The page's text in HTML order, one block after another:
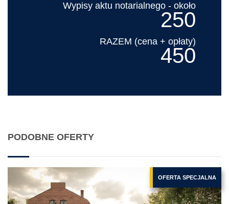
Wypisy aktu notarialnego - około
250
RAZEM (cena + opłaty)
450
PODOBNE OFERTY
OFERTA SPECJALNA